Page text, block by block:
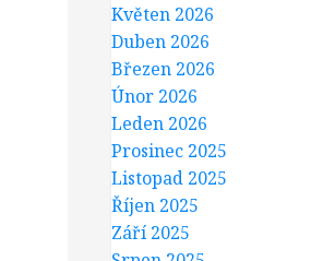
Květen 2026
Duben 2026
Březen 2026
Únor 2026
Leden 2026
Prosinec 2025
Listopad 2025
Říjen 2025
Září 2025